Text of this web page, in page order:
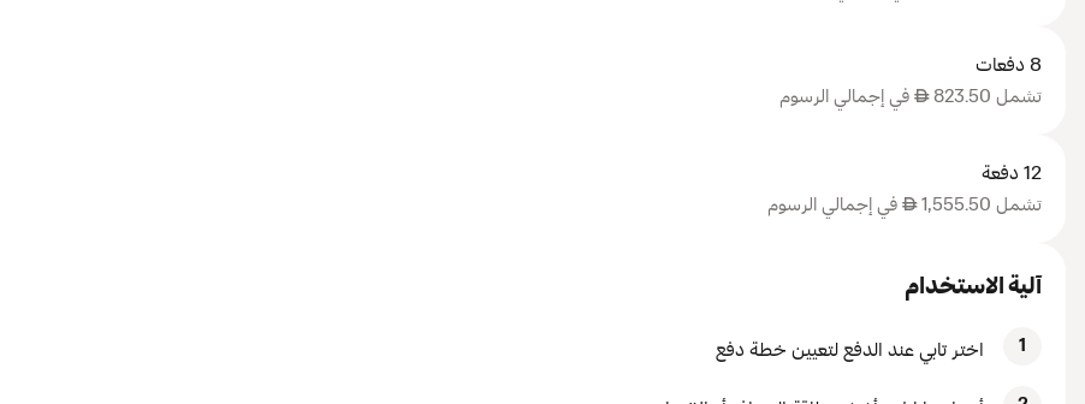
8 دفعات
تشمل 823.50 AED في إجمالي الرسوم
12 دفعة
تشمل 1,555.50 AED في إجمالي الرسوم
آلية الاستخدام
1 اختر تابي عند الدفع لتعيين خطة دفع